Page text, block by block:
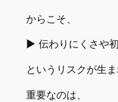
からこそ、
▶︎ 伝わりにくさや
というリスクが生ま
重要なのは、